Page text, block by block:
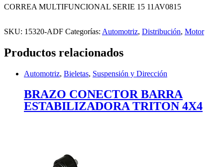
CORREA MULTIFUNCIONAL SERIE 15 11AV0815
SKU: 15320-ADF Categorías: Automotriz, Distribución, Motor
Productos relacionados
Automotriz, Bieletas, Suspensión y Dirección
BRAZO CONECTOR BARRA
ESTABILIZADORA TRITON 4X4